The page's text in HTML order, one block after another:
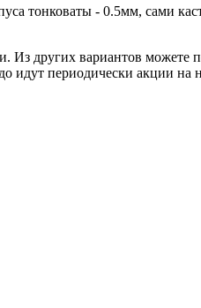
тонковаты - 0.5мм, сами
Из других вариантов можете
идут периодически акции